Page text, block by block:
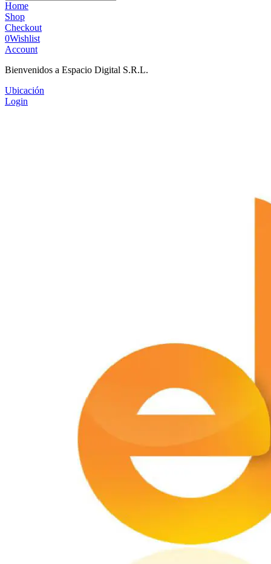
Home
Shop
Checkout
0Wishlist
Account
Bienvenidos a Espacio Digital S.R.L.
Ubicación
Login